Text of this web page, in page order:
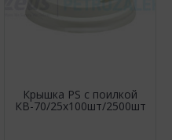
Крышка PS с поилкой
КВ-70/25х100шт/2500шт